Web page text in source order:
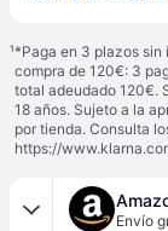
¹*Paga en 3 plazos sin
compra de 120€: 3
total adeudado 120€.
18 años. Sujeto a la
por tienda. Consulta
https://
Envío